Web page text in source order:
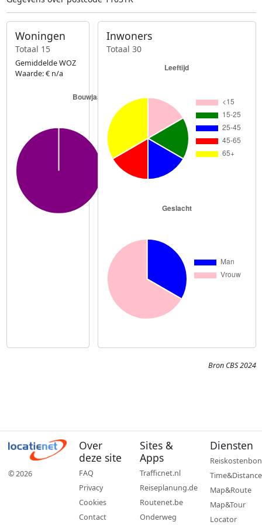
Woningen
Totaal 15
Gemiddelde WOZ
Waarde: € n/a
Inwoners
Totaal 30
Bron CBS 2024
© 2026
Over
deze site
FAQ
Privacy
Cookies
Contact
Sites &
Apps
Trafficnet.nl
Reiseplanung.de
Routenet.be
Onderweg
Diensten
Reiskostenbon
Time&Distance
Map&Route
Map&Tour
Locator